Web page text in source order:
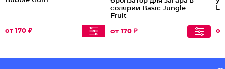
от 170 ₽
солярии Basic Jungle
Fruit
от 170 ₽ от